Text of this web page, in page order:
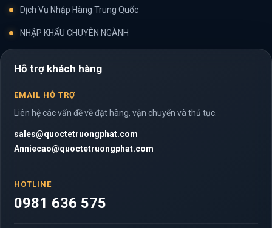
Dịch Vụ Nhập Hàng Trung Quốc
NHẬP KHẨU CHUYÊN NGÀNH
Hỗ trợ khách hàng
EMAIL HỖ TRỢ
Liên hệ các vấn đề về đặt hàng, vận chuyển và thủ tục.
sales@quoctetruongphat.com
Anniecao@quoctetruongphat.com
HOTLINE
0981 636 575